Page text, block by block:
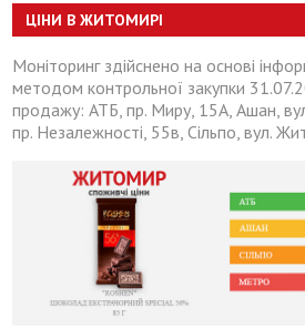
ЦІНИ В ЖИТОМИРІ
Моніторинг здійснено на основі
методом контрольної закупки
продажу: АТБ, пр. Миру, 15А, Ашан,
пр. Незалежності, 55в, Сільпо, вул.